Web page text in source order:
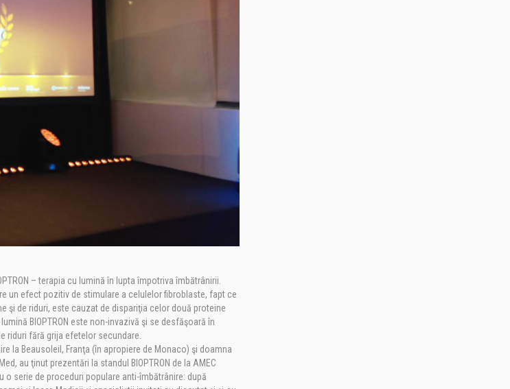
– terapia cu lumină în lupta împotriva îmbătrânirii.
un efect pozitiv de stimulare a celulelor fibroblaste, fapt ce
şi de riduri, este cauzat de dispariţia celor două proteine
BIOPTRON este non-invazivă şi se desfăşoară în
riduri fără grija efetelor secundare.
la Beausoleil, Franţa (în apropiere de Monaco) şi doamna
au ţinut prezentări la standul BIOPTRON de la AMEC
o serie de proceduri populare anti-îmbătrânire: după